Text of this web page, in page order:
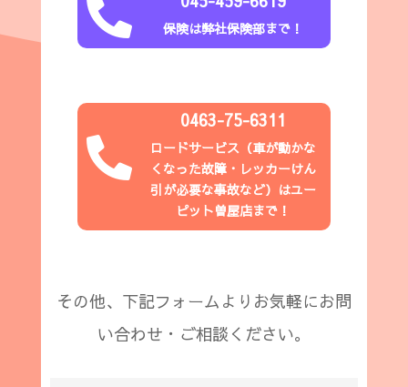
 保険は弊社保険部まで！

0463-75-6311
ロードサービス（車が動かな
くなった故障・レッカーけん
引が必要な事故など）はユー
ピット曽屋店まで！
その他、下記フォームよりお気軽にお問
い合わせ・ご相談ください。